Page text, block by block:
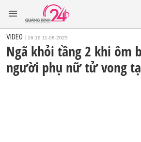
VIDEO 16:19 11-08-2025
Ngã khỏi tầng 2 khi ôm
người phụ nữ tử vong